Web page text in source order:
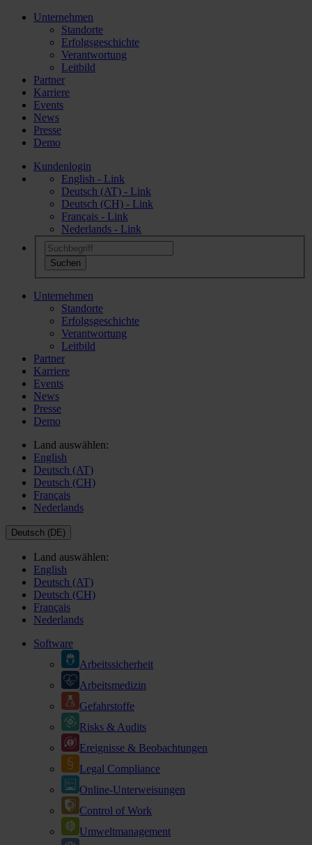
Unternehmen
Standorte
Erfolgsgeschichte
Verantwortung
Leitbild
Partner
Karriere
Events
News
Presse
Demo
Kundenlogin
English - Link
Deutsch (AT) - Link
Deutsch (CH) - Link
Français - Link
Nederlands - Link
Unternehmen
Standorte
Erfolgsgeschichte
Verantwortung
Leitbild
Partner
Karriere
Events
News
Presse
Demo
Land auswählen:
English
Deutsch (AT)
Deutsch (CH)
Français
Nederlands
Deutsch (DE)
Land auswählen:
English
Deutsch (AT)
Deutsch (CH)
Français
Nederlands
Software
Arbeitssicherheit
Arbeitsmedizin
Gefahrstoffe
Risks & Audits
Ereignisse & Beobachtungen
Legal Compliance
Online-Unterweisungen
Control of Work
Umweltmanagement